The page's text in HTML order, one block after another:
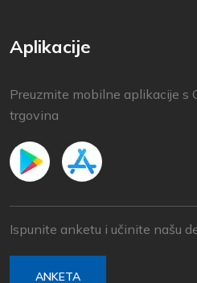
Aplikacije
Preuzmite mobilne aplikacije s
trgovina
Ispunite anketu i učinite našu
ANKETA